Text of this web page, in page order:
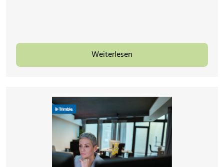
Weiterlesen